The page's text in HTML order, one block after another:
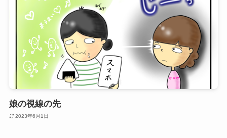
娘の視線の先
2023年6月1日